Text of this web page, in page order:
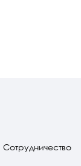
Сотрудничество